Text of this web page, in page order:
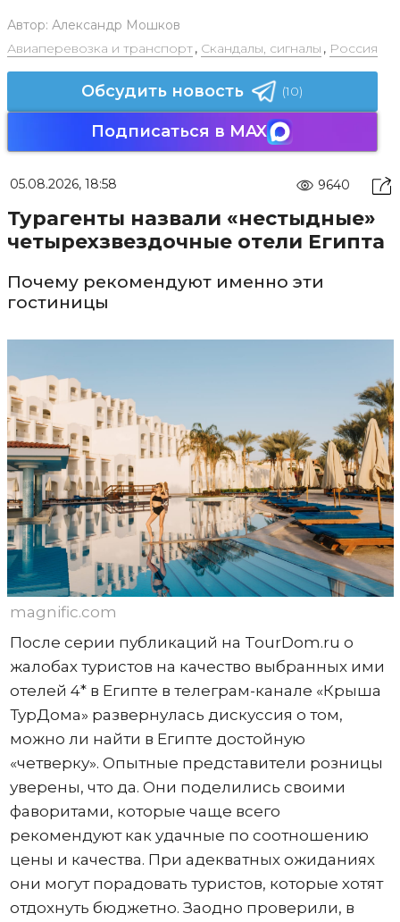
Автор: Александр Мошков
Авиаперевозка и транспорт, Скандалы, сигналы , Россия
Обсудить новость (10)
Подписаться в MAX
05.08.2026, 18:58 9640
Турагенты назвали «нестыдные»
четырехзвездочные отели Египта
Почему рекомендуют именно эти
гостиницы
magnific.com
После серии публикаций на TourDom.ru о
жалобах туристов на качество выбранных ими
отелей 4* в Египте в телеграм-канале «Крыша
ТурДома» развернулась дискуссия о том,
можно ли найти в Египте достойную
«четверку». Опытные представители розницы
уверены, что да. Они поделились своими
фаворитами, которые чаще всего
рекомендуют как удачные по соотношению
цены и качества. При адекватных ожиданиях
они могут порадовать туристов, которые хотят
отдохнуть бюджетно. Заодно проверили, в